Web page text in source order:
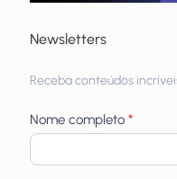
Newsletters
newsletters
Receba conteúdos
Nome completo *